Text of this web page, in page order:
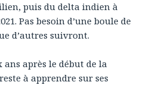
puis du delta indien à
Pas besoin d’une boule de
d’autres suivront.
ans après le début de la
à apprendre sur ses